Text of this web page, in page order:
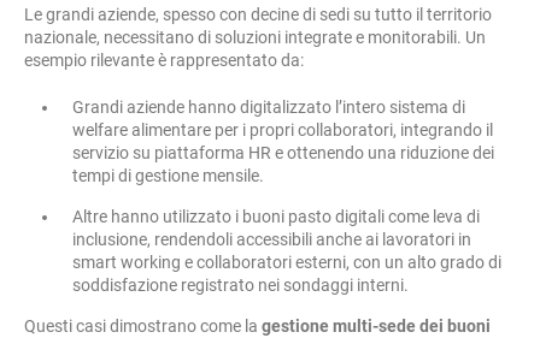
Le grandi aziende, spesso con decine di sedi su tutto il territorio
nazionale, necessitano di soluzioni integrate e monitorabili. Un
esempio rilevante è rappresentato da:
Grandi aziende hanno digitalizzato l’intero sistema di
welfare alimentare per i propri collaboratori, integrando il
servizio su piattaforma HR e ottenendo una riduzione dei
tempi di gestione mensile.
Altre hanno utilizzato i buoni pasto digitali come leva di
inclusione, rendendoli accessibili anche ai lavoratori in
smart working e collaboratori esterni, con un alto grado di
soddisfazione registrato nei sondaggi interni.
Questi casi dimostrano come la gestione multi-sede dei buoni